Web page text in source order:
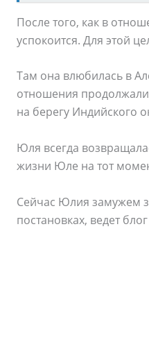
После того, как в
успокоится. Для этой
Там она влюбилась в
отношения
на берегу Индийского
Юля всегда
жизни Юле на тот
Сейчас Юлия замужем
постановках, ведет